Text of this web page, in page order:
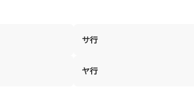
サ行
ヤ行